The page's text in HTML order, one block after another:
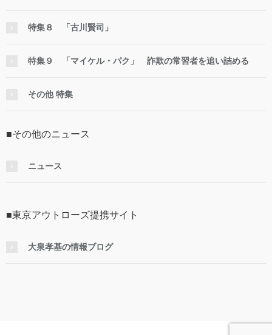
特集８ 「古川賢司」
特集９ 「マイケル・パク」 詐欺の常習者を追い詰める
その他 特集
■その他のニュース
ニュース
■東京アウトローズ提携サイト
大泉孝基の情報ブログ